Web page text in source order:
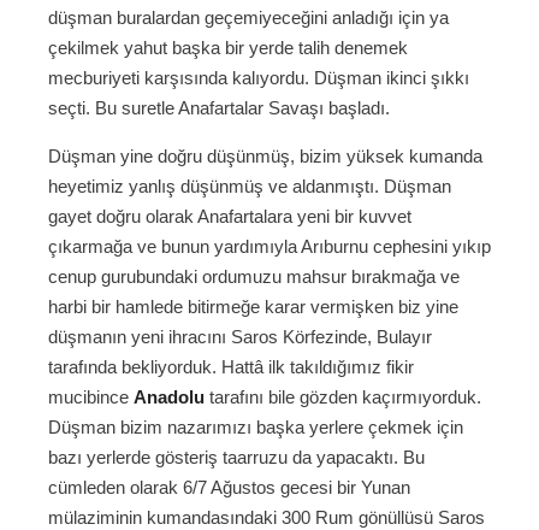
düşman buralardan geçemiyeceğini anladığı için ya
çekilmek yahut başka bir yerde talih denemek
mecburiyeti karşısında kalıyordu. Düşman ikinci şıkkı
seçti. Bu suretle Anafartalar Savaşı başladı.
Düşman yine doğru düşünmüş, bizim yüksek kumanda
heyetimiz yanlış düşünmüş ve aldanmıştı. Düşman
gayet doğru olarak Anafartalara yeni bir kuvvet
çıkarmağa ve bunun yardımıyla Arıburnu cephesini yıkıp
cenup gurubundaki ordumuzu mahsur bırakmağa ve
harbi bir hamlede bitirmeğe karar vermişken biz yine
düşmanın yeni ihracını Saros Körfezinde, Bulayır
tarafında bekliyorduk. Hattâ ilk takıldığımız fikir
mucibince Anadolu tarafını bile gözden kaçırmıyorduk.
Düşman bizim nazarımızı başka yerlere çekmek için
bazı yerlerde gösteriş taarruzu da yapacaktı. Bu
cümleden olarak 6/7 Ağustos gecesi bir Yunan
mülaziminin kumandasındaki 300 Rum gönüllüsü Saros